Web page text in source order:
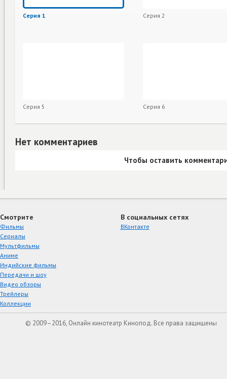
Серия 1 Серия 2
Серия 5 Серия 6
Нет комментариев
Чтобы оставить
Смотрите
Фильмы
Сериалы
Мультфильмы
Аниме
Индийские фильмы
Передачи и шоу
Видео обзоры
Трейлеры
Коллекции
В социальных сетях
ВКонтакте
© 2009–2016, Онлайн кинотеатр Кинопод. Все права защищены